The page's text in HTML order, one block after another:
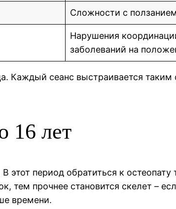
Сложности с
Нарушения
заболеваний на
Каждый сеанс выстраивается
16 лет
этот период обратиться к
тем прочнее становится скелет –
времени.